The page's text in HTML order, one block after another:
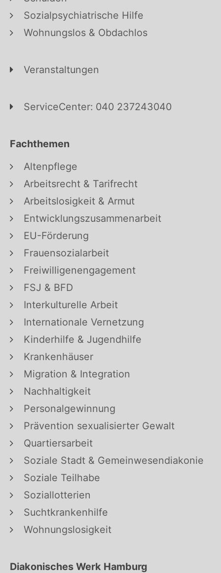
Sozialpsychiatrische Hilfe
Wohnungslos & Obdachlos
Veranstaltungen
ServiceCenter: 040 237243040
Fachthemen
Altenpflege
Arbeitsrecht & Tarifrecht
Arbeitslosigkeit & Armut
Entwicklungszusammenarbeit
EU-Förderung
Frauensozialarbeit
Freiwilligenengagement
FSJ & BFD
Interkulturelle Arbeit
Internationale Vernetzung
Kinderhilfe & Jugendhilfe
Krankenhäuser
Migration & Integration
Nachhaltigkeit
Personalgewinnung
Prävention sexualisierter Gewalt
Quartiersarbeit
Soziale Stadt & Gemeinwesendiakonie
Soziale Teilhabe
Soziallotterien
Suchtkrankenhilfe
Wohnungslosigkeit
Diakonisches Werk Hamburg